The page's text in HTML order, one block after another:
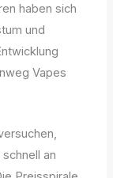
haben sich
und
Vapes
an